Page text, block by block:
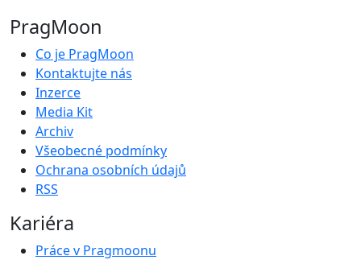
PragMoon
Co je PragMoon
Kontaktujte nás
Inzerce
Media Kit
Archiv
Všeobecné podmínky
Ochrana osobních údajů
RSS
Kariéra
Práce v Pragmoonu